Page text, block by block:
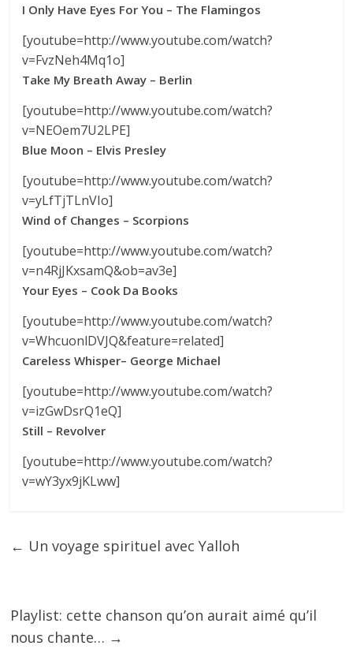
I Only Have Eyes For You – The Flamingos
[youtube=http://www.youtube.com/watch?
v=FvzNeh4Mq1o]
Take My Breath Away – Berlin
[youtube=http://www.youtube.com/watch?
v=NEOem7U2LPE]
Blue Moon – Elvis Presley
[youtube=http://www.youtube.com/watch?
v=yLfTjTLnVIo]
Wind of Changes – Scorpions
[youtube=http://www.youtube.com/watch?
v=n4RjJKxsamQ&ob=av3e]
Your Eyes – Cook Da Books
[youtube=http://www.youtube.com/watch?
v=WhcuonlDVJQ&feature=related]
Careless Whisper– George Michael
[youtube=http://www.youtube.com/watch?
v=izGwDsrQ1eQ]
Still – Revolver
[youtube=http://www.youtube.com/watch?
v=wY3yx9jKLww]
← Un voyage spirituel avec Yalloh
Playlist: cette chanson qu’on aurait aimé qu’il
nous chante… →